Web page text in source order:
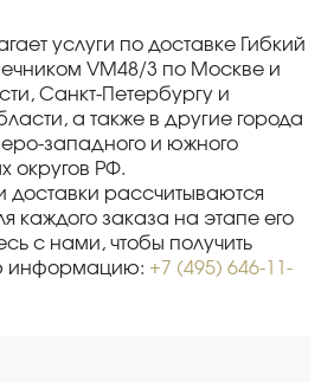
услуги по доставке Гибкий
VM48/3 по Москве и
Санкт-Петербургу и
а также в другие города
западного и южного
округов РФ.
доставки рассчитываются
каждого заказа на этапе его
с нами, чтобы получить
информацию: +7 (495) 646-11-